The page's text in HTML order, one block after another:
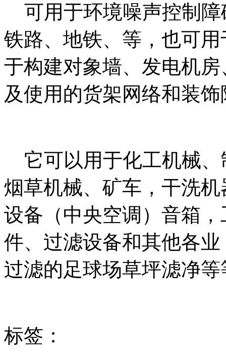
可用于环境噪声控制障
铁路、地铁、等，也可
于构建对象墙、发电机
及使用的货架网络和装
它可以用于化工机械、
烟草机械、矿车，干洗
设备（中央空调）音箱
件、过滤设备和其他各
过滤的足球场草坪滤净等
标签：